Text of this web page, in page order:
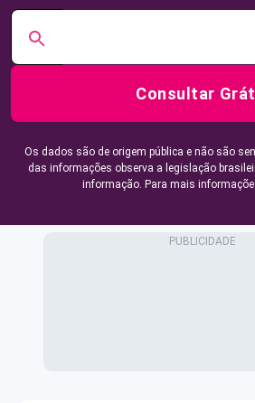
Consultar
Os dados são de origem pública e não são
das informações observa a legislação
informação. Para mais